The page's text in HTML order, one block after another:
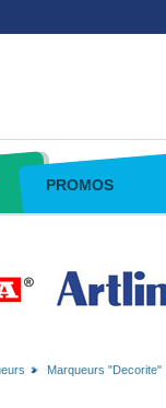
PROMOS
Marqueurs "Decorite"